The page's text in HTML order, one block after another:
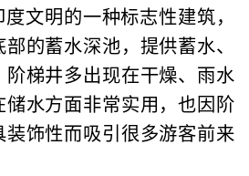
文明的一种标志性建筑，
的蓄水深池，提供蓄水、
梯井多出现在干燥、雨水
水方面非常实用，也因阶
饰性而吸引很多游客前来